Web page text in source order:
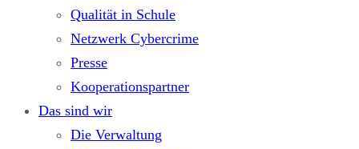
Qualität in Schule
Netzwerk Cybercrime
Presse
Kooperationspartner
Das sind wir
Die Verwaltung